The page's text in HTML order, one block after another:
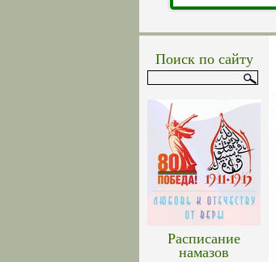
Поиск по сайту
Расписание
намазов